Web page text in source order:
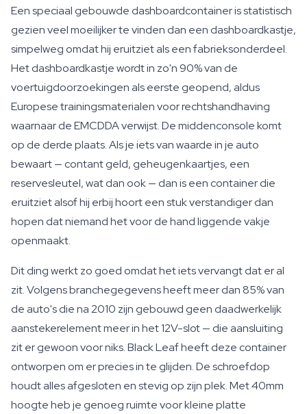
Een speciaal gebouwde dashboardcontainer is statistisch
gezien veel moeilijker te vinden dan een dashboardkastje,
simpelweg omdat hij eruitziet als een fabrieksonderdeel.
Het dashboardkastje wordt in zo'n 90% van de
voertuigdoorzoekingen als eerste geopend, aldus
Europese trainingsmaterialen voor rechtshandhaving
waarnaar de EMCDDA verwijst. De middenconsole komt
op de derde plaats. Als je iets van waarde in je auto
bewaart — contant geld, geheugenkaartjes, een
reservesleutel, wat dan ook — dan is een container die
eruitziet alsof hij erbij hoort een stuk verstandiger dan
hopen dat niemand het voor de hand liggende vakje
openmaakt.
Dit ding werkt zo goed omdat het iets vervangt dat er al
zit. Volgens branchegegevens heeft meer dan 85% van
de auto's die na 2010 zijn gebouwd geen daadwerkelijk
aanstekerelement meer in het 12V-slot — die aansluiting
zit er gewoon voor niks. Black Leaf heeft deze container
ontworpen om er precies in te glijden. De schroefdop
houdt alles afgesloten en stevig op zijn plek. Met 40mm
hoogte heb je genoeg ruimte voor kleine platte